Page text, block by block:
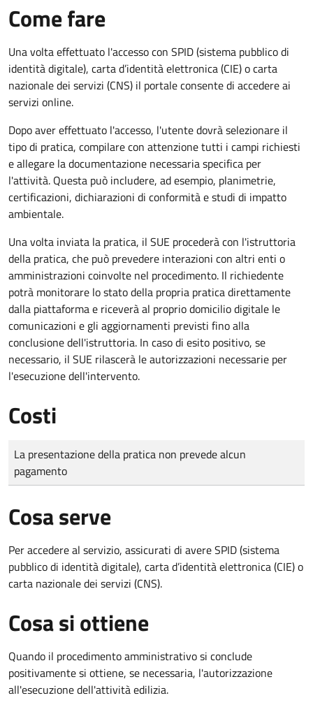
Come fare
Una volta effettuato l'accesso con SPID (sistema pubblico di
identità digitale), carta d’identità elettronica (CIE) o carta
nazionale dei servizi (CNS) il portale consente di accedere ai
servizi online.
Dopo aver effettuato l'accesso, l'utente dovrà selezionare il
tipo di pratica, compilare con attenzione tutti i campi richiesti
e allegare la documentazione necessaria specifica per
l'attività. Questa può includere, ad esempio, planimetrie,
certificazioni, dichiarazioni di conformità e studi di impatto
ambientale.
Una volta inviata la pratica, il SUE procederà con l'istruttoria
della pratica, che può prevedere interazioni con altri enti o
amministrazioni coinvolte nel procedimento. Il richiedente
potrà monitorare lo stato della propria pratica direttamente
dalla piattaforma e riceverà al proprio domicilio digitale le
comunicazioni e gli aggiornamenti previsti fino alla
conclusione dell'istruttoria. In caso di esito positivo, se
necessario, il SUE rilascerà le autorizzazioni necessarie per
l'esecuzione dell'intervento.
Costi
Tipo di pagamento
Importo
La presentazione della pratica non prevede alcun
pagamento
Cosa serve
Per accedere al servizio, assicurati di avere SPID (sistema
pubblico di identità digitale), carta d’identità elettronica (CIE) o
carta nazionale dei servizi (CNS).
Cosa si ottiene
Quando il procedimento amministrativo si conclude
positivamente si ottiene, se necessaria, l'autorizzazione
all'esecuzione dell'attività edilizia.